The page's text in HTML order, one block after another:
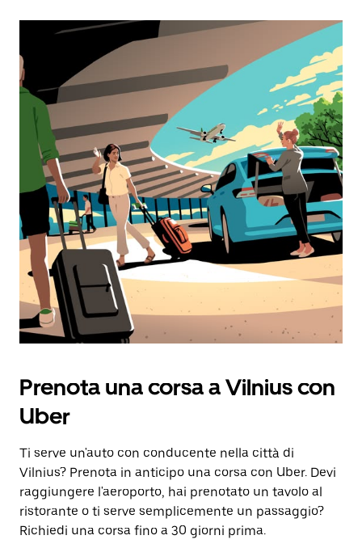
basso
per
interagire
con
calendario
selezionare
data.
Utilizza
il
pulsante
Esc
per
chiudere
calendario.
Prenota una corsa a Vilnius con
Uber
Ti serve un'auto con conducente nella città di
Vilnius? Prenota in anticipo una corsa con Uber. Devi
raggiungere l'aeroporto, hai prenotato un tavolo al
ristorante o ti serve semplicemente un passaggio?
Richiedi una corsa fino a 30 giorni prima.